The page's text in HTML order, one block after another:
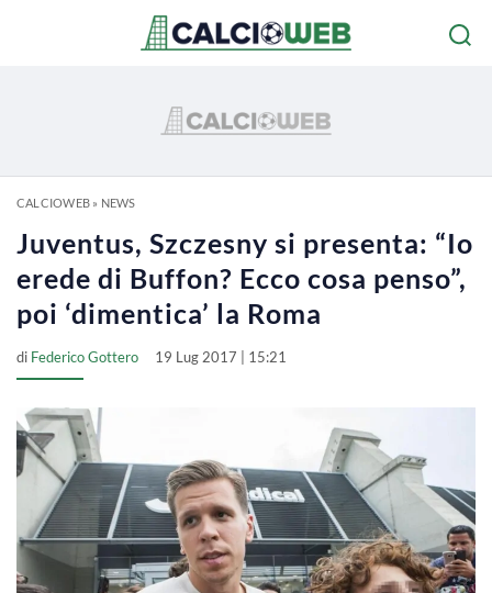
CALCIOWEB» NEWS
Juventus, Szczesny si presenta: “Io
erede di Buffon? Ecco cosa penso”,
poi ‘dimentica’ la Roma
di Federico Gottero 19 Lug 2017 | 15:21